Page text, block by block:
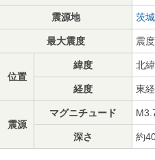
震源地 茨
最大震度 震
位置
緯度 北
経度 東
震源
マグニチュード
深さ 約